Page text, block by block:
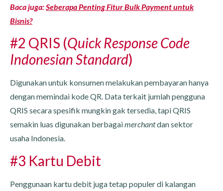
Baca juga:Seberapa Penting Fitur Bulk Payment untuk
Bisnis?
#2 QRIS (Quick Response Code
Indonesian Standard)
Digunakan untuk konsumen melakukan pembayaran hanya
dengan memindai kode QR. Data terkait jumlah pengguna
QRIS secara spesifik mungkin gak tersedia, tapi QRIS
semakin luas digunakan berbagaimerchantdan sektor
usaha Indonesia.
#3 Kartu Debit
Penggunaan kartu debit juga tetap populer di kalangan